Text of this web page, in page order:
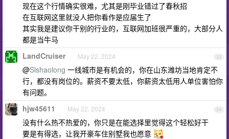
现在这个行情确实很难，尤其是刚毕业错过了春秋招
在互联网这里就没人把你看作是应届生了
其实我是建议你干别的行业的，互联网加班很严重的，大部分人
都是当牛马
33
LandCruiser May 22, 2024
@Slshaolong 一线城市是有机会的，你在山东潍坊当地肯定不
行，都没有岗位的。薪资不要太低，你薪资太低用人单位害怕你
有问题。
34
hjw45611 May 22, 2024
没有什么热不热爱的，你只是在能选择里觉得这个轻松好干
要是有得选，让我开豪车住别墅我也愿意